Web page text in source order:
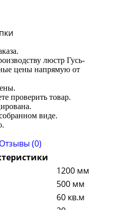
люстр Гусь-
цены напрямую от
проверить товар.
виде.
Отзывы (0)
1200 мм
500 мм
60 кв.м